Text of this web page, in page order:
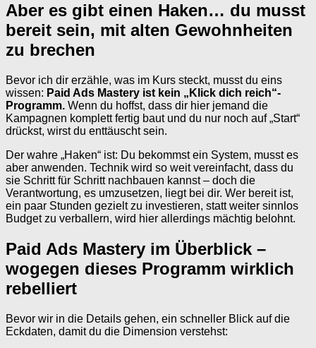
Aber es gibt einen Haken… du musst
bereit sein, mit alten Gewohnheiten
zu brechen
Bevor ich dir erzähle, was im Kurs steckt, musst du eins
wissen: Paid Ads Mastery ist kein „Klick dich reich“-
Programm. Wenn du hoffst, dass dir hier jemand die
Kampagnen komplett fertig baut und du nur noch auf „Start“
drückst, wirst du enttäuscht sein.
Der wahre „Haken“ ist: Du bekommst ein System, musst es
aber anwenden. Technik wird so weit vereinfacht, dass du
sie Schritt für Schritt nachbauen kannst – doch die
Verantwortung, es umzusetzen, liegt bei dir. Wer bereit ist,
ein paar Stunden gezielt zu investieren, statt weiter sinnlos
Budget zu verballern, wird hier allerdings mächtig belohnt.
Paid Ads Mastery im Überblick –
wogegen dieses Programm wirklich
rebelliert
Bevor wir in die Details gehen, ein schneller Blick auf die
Eckdaten, damit du die Dimension verstehst: